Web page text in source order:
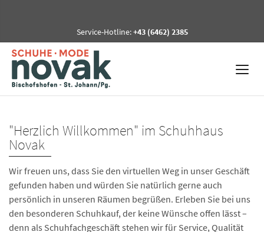
Service-Hotline:+43 (6462) 2385
"Herzlich Willkommen" im Schuhhaus
Novak
Wir freuen uns, dass Sie den virtuellen Weg in unser Geschäft
gefunden haben und würden Sie natürlich gerne auch
persönlich in unseren Räumen begrüßen. Erleben Sie bei uns
den besonderen Schuhkauf, der keine Wünsche offen lässt –
denn als Schuhfachgeschäft stehen wir für Service, Qualität